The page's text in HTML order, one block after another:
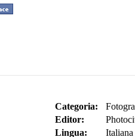
Categoria:
Editor:
Lingua:
Italiana